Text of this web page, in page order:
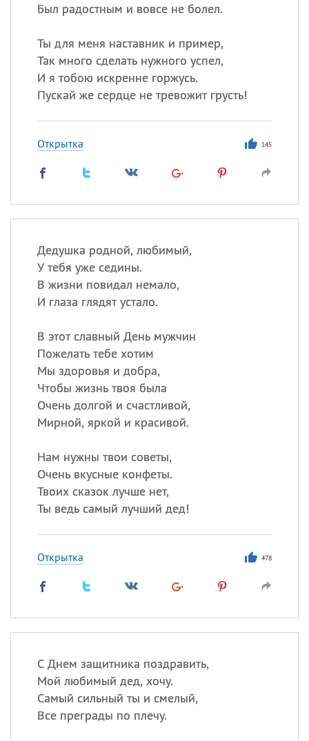
Был радостным и вовсе не болел.
Ты для меня наставник и пример,
Так много сделать нужного успел,
И я тобою искренне горжусь.
Пускай же сердце не тревожит грусть!
Открытка 145
Дедушка родной, любимый,
У тебя уже седины.
В жизни повидал немало,
И глаза глядят устало.
В этот славный День мужчин
Пожелать тебе хотим
Мы здоровья и добра,
Чтобы жизнь твоя была
Очень долгой и счастливой,
Мирной, яркой и красивой.
Нам нужны твои советы,
Очень вкусные конфеты.
Твоих сказок лучше нет,
Ты ведь самый лучший дед!
Открытка 478
С Днем защитника поздравить,
Мой любимый дед, хочу.
Самый сильный ты и смелый,
Все преграды по плечу.